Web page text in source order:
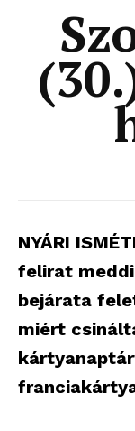
NYÁRI
felirat
bejárata
miért